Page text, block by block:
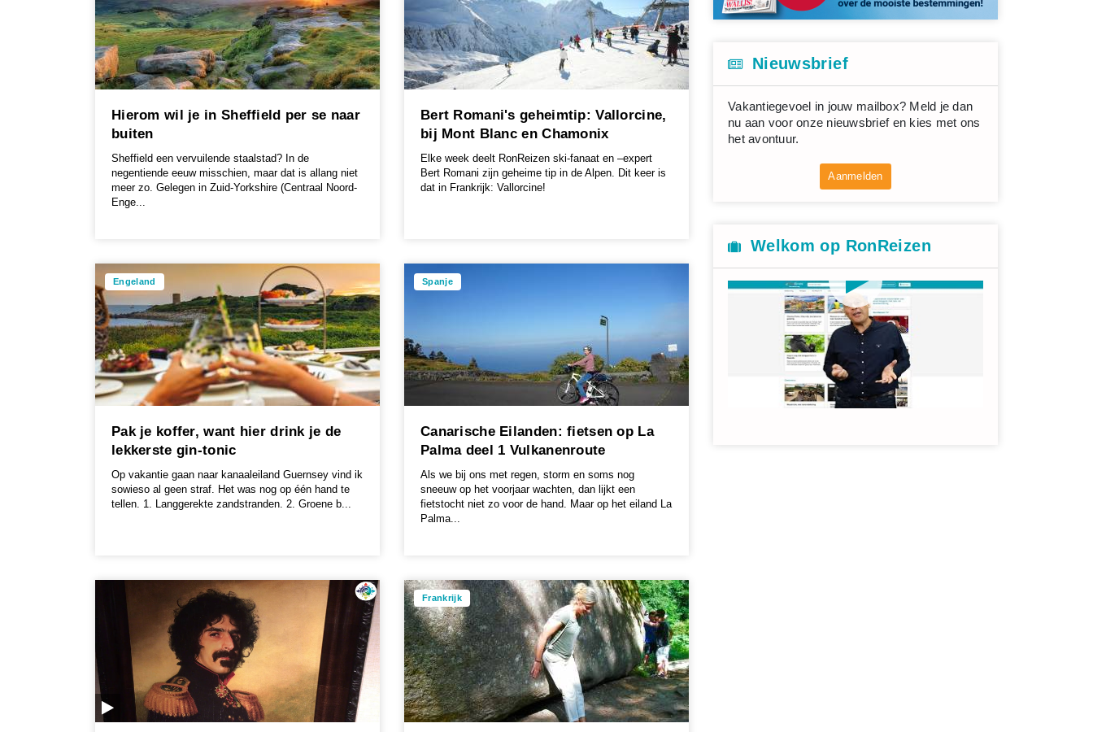
Hierom wil je in Sheffield per se naar
buiten
Sheffield een vervuilende staalstad? In de
negentiende eeuw misschien, maar dat is allang niet
meer zo. Gelegen in Zuid-Yorkshire (Centraal Noord-
Enge...
Bert Romani's geheimtip: Vallorcine,
bij Mont Blanc en Chamonix
Elke week deelt RonReizen ski-fanaat en –expert
Bert Romani zijn geheime tip in de Alpen. Dit keer is
dat in Frankrijk: Vallorcine!
Engeland
Pak je koffer, want hier drink je de
lekkerste gin-tonic
Op vakantie gaan naar kanaaleiland Guernsey vind ik
sowieso al geen straf. Het was nog op één hand te
tellen. 1. Langgerekte zandstranden. 2. Groene b...
Spanje
Canarische Eilanden: fietsen op La
Palma deel 1 Vulkanenroute
Als we bij ons met regen, storm en soms nog
sneeuw op het voorjaar wachten, dan lijkt een
fietstocht niet zo voor de hand. Maar op het eiland La
Palma...
Frankrijk
Nieuwsbrief
Vakantiegevoel in jouw mailbox? Meld je dan
nu aan voor onze nieuwsbrief en kies met ons
het avontuur.
Aanmelden
Welkom op RonReizen